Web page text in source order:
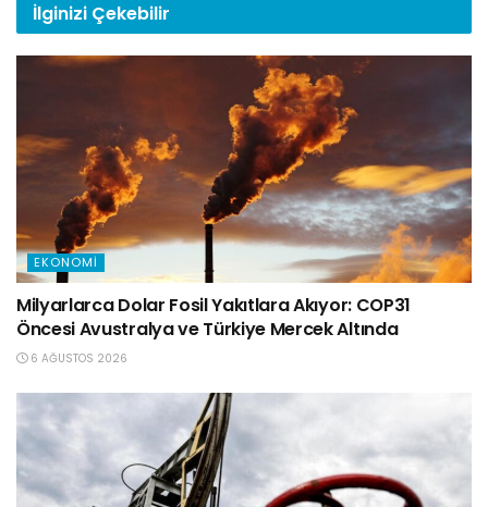
İlginizi Çekebilir
EKONOMI
Milyarlarca Dolar Fosil Yakıtlara Akıyor: COP31
Öncesi Avustralya ve Türkiye Mercek Altında
6 AĞUSTOS 2026